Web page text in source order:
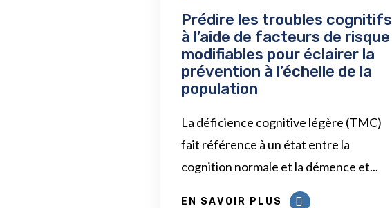
Prédire les troubles cognitifs
à l’aide de facteurs de risque
modifiables pour éclairer la
prévention à l’échelle de la
population
La déficience cognitive légère (TMC)
fait référence à un état entre la
cognition normale et la démence et...
EN SAVOIR PLUS